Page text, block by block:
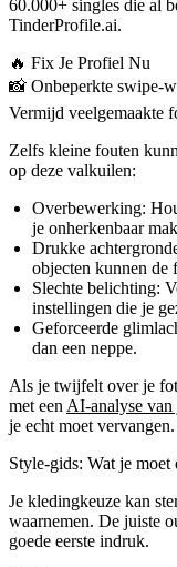
60.000+ singles die al
TinderProfile.ai.
🔥 Fix Je Profiel Nu
📸 Onbeperkte swipe-
Vermijd veelgemaakte
Zelfs kleine fouten
op deze valkuilen:
Overbewerking:
je onherkenbaar
Drukke
objecten kunnen de
Slechte belichting:
instellingen die je
Geforceerde
dan een neppe.
Als je twijfelt over je
met een AI-analyse
je echt moet vervangen.
Style-gids: Wat je
Je kledingkeuze kan
waarnemen. De juiste
goede eerste indruk.